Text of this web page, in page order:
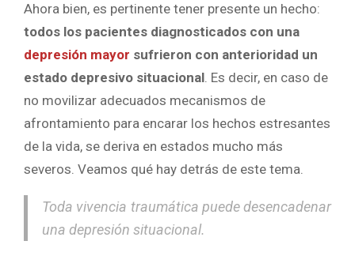
Ahora bien, es pertinente tener presente un hecho:
todos los pacientes diagnosticados con una
depresión mayor sufrieron con anterioridad un
estado depresivo situacional. Es decir, en caso de
no movilizar adecuados mecanismos de
afrontamiento para encarar los hechos estresantes
de la vida, se deriva en estados mucho más
severos. Veamos qué hay detrás de este tema.
Toda vivencia traumática puede desencadenar
una depresión situacional.